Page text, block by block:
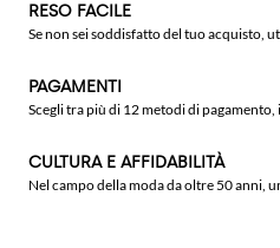
RESO FACILE
Se non sei soddisfatto del tuo acquisto,
PAGAMENTI
Scegli tra più di 12 metodi di
CULTURA E AFFIDABILITÀ
Nel campo della moda da oltre 50 anni,